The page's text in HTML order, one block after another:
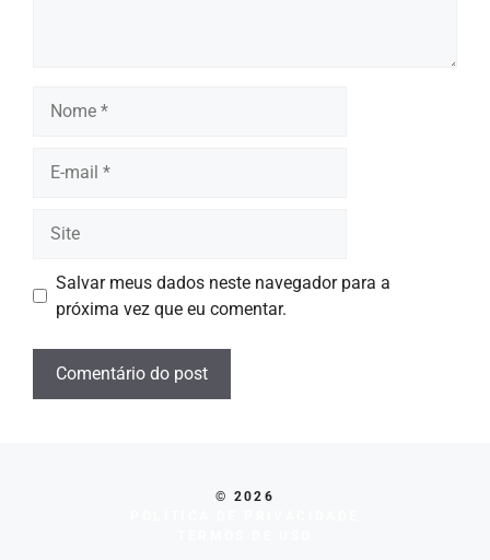
mail
Salvar meus dados neste navegador para a
próxima vez que eu comentar.
© 2026